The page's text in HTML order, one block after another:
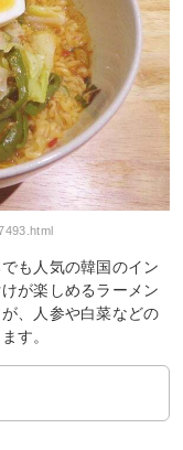
も人気の韓国のイン
が楽しめるラーメン
、人参や白菜などの
す。